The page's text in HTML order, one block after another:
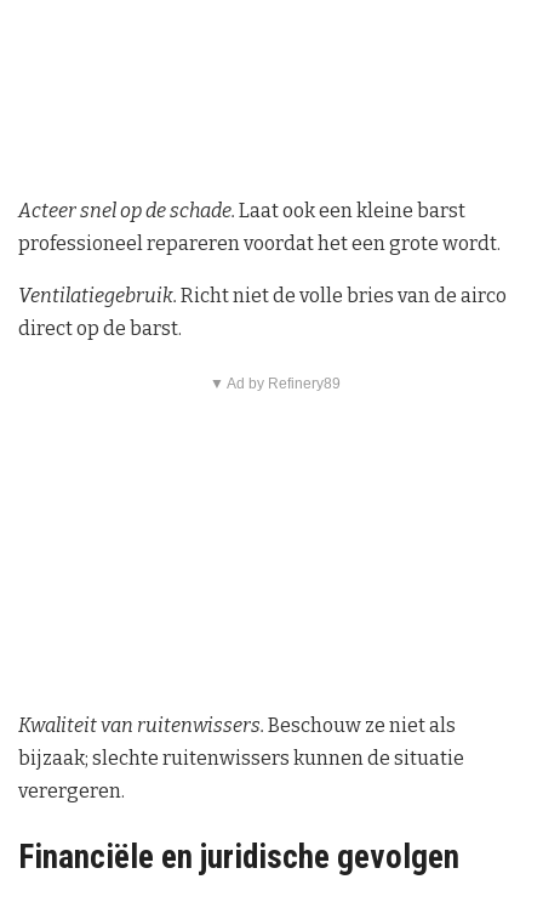
Acteer snel op de schade. Laat ook een kleine barst
professioneel repareren voordat het een grote wordt.
Ventilatiegebruik. Richt niet de volle bries van de airco
direct op de barst.
▼ Ad by Refinery89
Kwaliteit van ruitenwissers. Beschouw ze niet als
bijzaak; slechte ruitenwissers kunnen de situatie
verergeren.
Financiële en juridische gevolgen